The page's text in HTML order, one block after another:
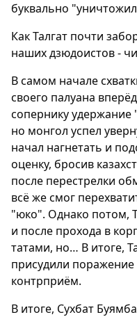
буквально
Как Талгат почти
наших дзюдоистов -
В самом начале
своего палуана
сопернику удержание
но монгол успел
начал нагнетать и
оценку, бросив
после перестрелки
всё же смог
"юко". Однако потом,
и после прохода в
татами, но… В итоге,
присудили
контрприём.
В итоге, Сухбат